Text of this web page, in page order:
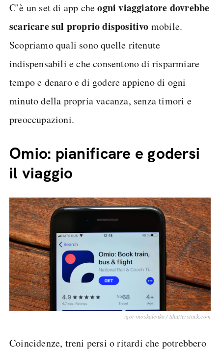
C’è un set di app cheogni viaggiatore dovrebbe
scaricare sul proprio dispositivo mobile.
Scopriamo quali sono quelle ritenute
indispensabili e che consentono di risparmiare
tempo e denaro e di godere appieno di ogni
minuto della propria vacanza, senza timori e
preoccupazioni.
Omio: pianificare e godersi
il viaggio
igor moskalenko / Shutterstock.com
Coincidenze, treni persi o ritardi che potrebbero